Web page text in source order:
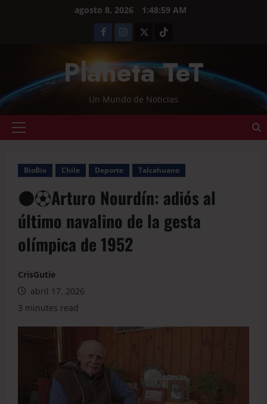
agosto 8, 2026 1:48:59 AM
Planeta TeT
Un Mundo de Noticias
BioBio Chile Deporte Talcahuano
⚫️⚽️Arturo Nourdín: adiós al
último navalino de la gesta
olímpica de 1952
CrisGutie
abril 17, 2026
3 minutes read